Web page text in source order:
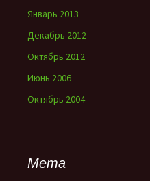
Январь 2013
Декабрь 2012
Октябрь 2012
Июнь 2006
Октябрь 2004
Мета